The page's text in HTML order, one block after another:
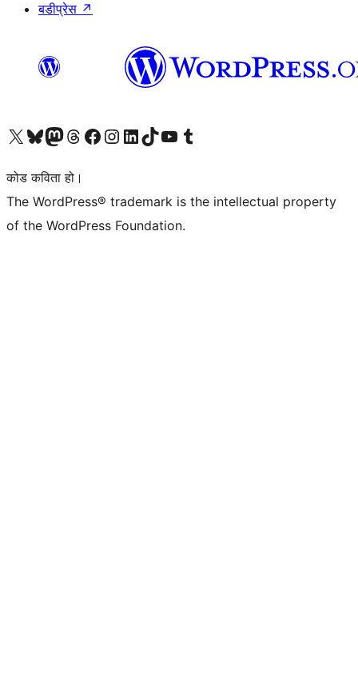
बडीप्रेस ↗
हाम्रो X (पहिले ट्विटर) खातामा जानुहोस्
हाम्रो Bluesky खाता भ्रमण गर्नुहोस्
हाम्रो म्यास्टोडन खाता भ्रमण गर्नुहोस्
हाम्रो थ्रेड्स खातामा जानुहोस्
हाम्रो फेसबुक पेजमा जानुहोस्
हाम्रो इन्स्टाग्राम खातामा जानुहोस्
हाम्रो लिङ्क्डइन खातामा जानुहोस्
हाम्रो TikTok खाता भ्रमण गर्नुहोस्
हाम्रो युट्युब च्यानलमा जानुहोस्
हाम्रो टम्बलर खाता भ्रमण गर्नुहोस्
कोड कविता हो।
The WordPress® trademark is the intellectual property
of the WordPress Foundation.